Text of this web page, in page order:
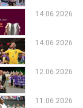
14.06.2026
14.06.2026
12.06.2026
11.06.2026